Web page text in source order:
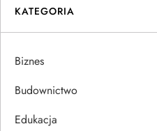
g
a
c
KATEGORIA
Biznes
Budownictwo
Edukacja